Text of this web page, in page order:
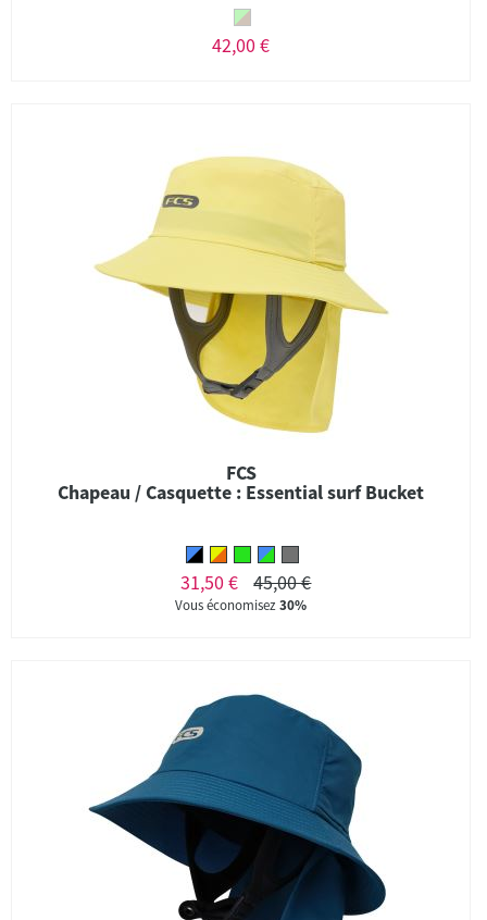
42,00 €
FCS
Chapeau / Casquette : Essential surf Bucket
31,50 € 45,00 €
Vous économisez30%